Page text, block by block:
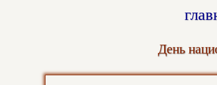
День